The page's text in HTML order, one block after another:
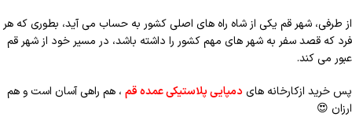
از طرفی، شهر قم یکی از شاه راه های اصلی کشور به حساب می آید، بطوری که هر
فرد که قصد سفر به شهر های مهم کشور را داشته باشد، در مسیر خود از شهر قم
عبور می کند.
پس خرید ازکارخانه های دمپایی پلاستیکی عمده قم ، هم راهی آسان است و هم
ارزان 😍